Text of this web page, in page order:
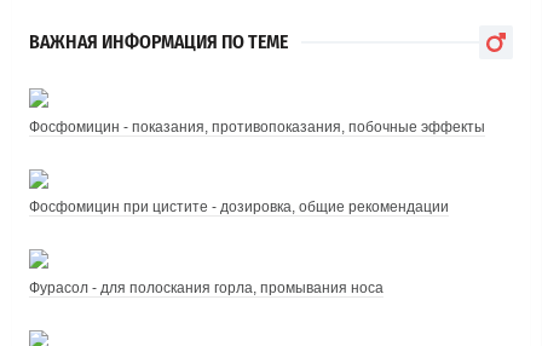
ВАЖНАЯ ИНФОРМАЦИЯ ПО ТЕМЕ
Фосфомицин - показания, противопоказания, побочные эффекты
Фосфомицин при цистите - дозировка, общие рекомендации
Фурасол - для полоскания горла, промывания носа